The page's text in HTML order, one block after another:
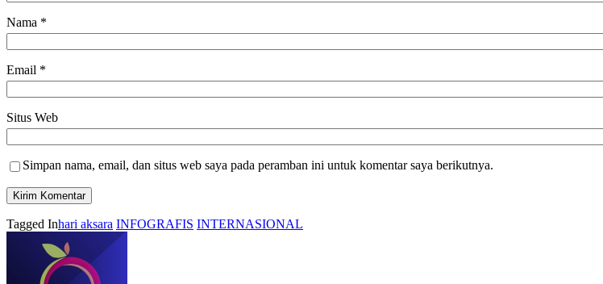
Nama *
Email *
Situs Web
Simpan nama, email, dan situs web saya pada peramban ini untuk komentar saya berikutnya.
Tagged Inhari aksara INFOGRAFIS INTERNASIONAL